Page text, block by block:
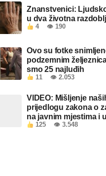
Znanstvenici:
u dva životna
4 👁 190
Ovo su fotke
podzemnim
smo 25 najluđih
11 👁 2.053
VIDEO: Mišljenje
prijedlogu zakona o
na javnim mjestima i
objektima u FBiH
125 👁 3.548